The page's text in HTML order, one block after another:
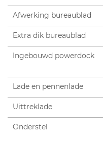
Afwerking bureaublad
Extra dik bureaublad
Ingebouwd powerdock
Lade en pennenlade
Uittreklade
Onderstel